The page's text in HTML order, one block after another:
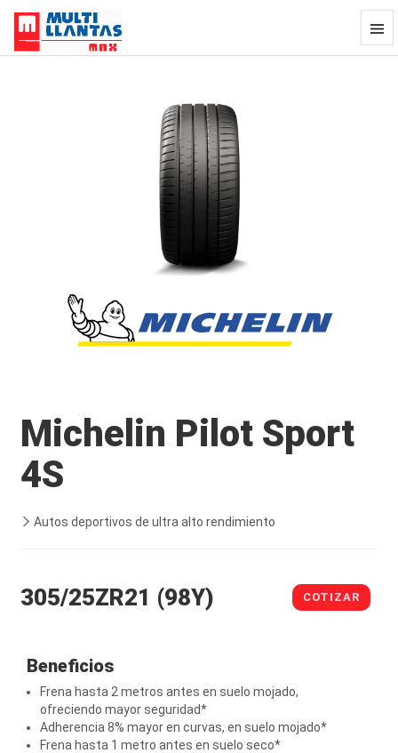
Llanta Michelin Pilot Sport 4S 305/
Michelin Pilot Sport
4S
Autos deportivos de ultra alto rendimiento
305/25ZR21 (98Y) COTIZAR
Beneficios
Frena hasta 2 metros antes en suelo mojado,
ofreciendo mayor seguridad*
Adherencia 8% mayor en curvas, en suelo mojado*
Frena hasta 1 metro antes en suelo seco*